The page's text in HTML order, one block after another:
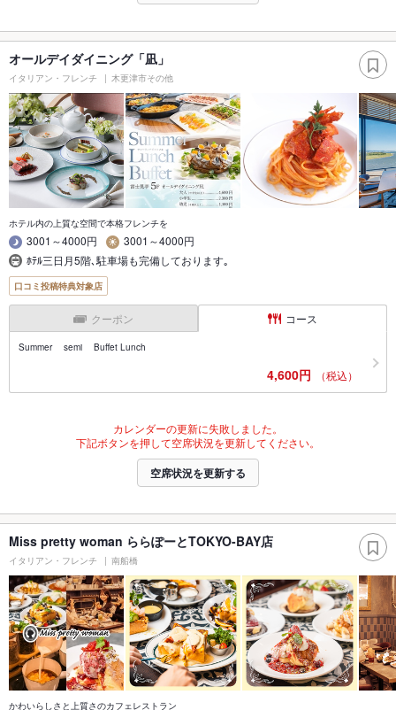
オールデイダイニング「凪」
イタリアン・フレンチ 木更津市その他
ホテル内の上質な空間で本格フレンチを
3001～4000円
3001～4000円
ﾎﾃﾙ三日月5階､駐車場も完備しております｡
口コミ投稿特典対象店
クーポン コース
Summer semi Buffet Lunch
4,600円 （税込）
カレンダーの更新に失敗しました。
下記ボタンを押して空席状況を更新してください。
空席状況を更新する
Miss pretty woman ららぽーとTOKYO-BAY店
イタリアン・フレンチ 南船橋
かわいらしさと上質さのカフェレストラン